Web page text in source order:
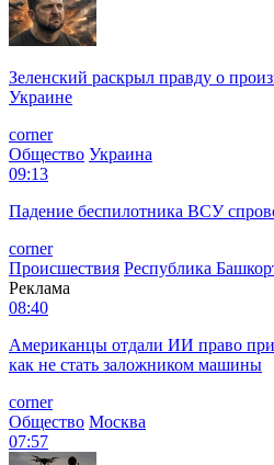
Зеленский раскрыл правду о
Украине
corner
Общество Украина
09:13
Падение беспилотника ВСУ
corner
Происшествия Республика
Реклама
08:40
Американцы отдали ИИ право
как не стать заложником машины
corner
Общество Москва
07:57